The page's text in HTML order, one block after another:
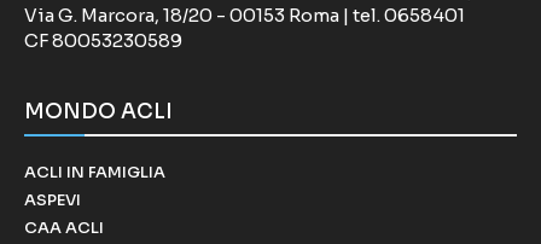
Via G. Marcora, 18/20 - 00153 Roma | tel. 0658401
CF 80053230589
MONDO ACLI
ACLI IN FAMIGLIA
ASPEVI
CAA ACLI